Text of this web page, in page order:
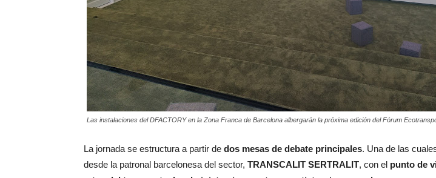
Las instalaciones del DFACTORY en la Zona Franca de Barcelona albergarán la próxima edición del Fórum
La jornada se estructura a partir de dos mesas de debate principales. Una de las
desde la patronal barcelonesa del sector, TRANSCALIT SERTRALIT, con el punto de